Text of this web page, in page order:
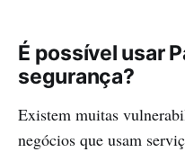
É possível usar
segurança?
Existem muitas
negócios que usam